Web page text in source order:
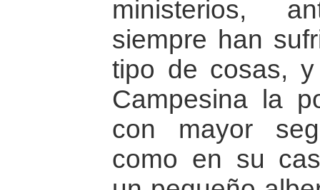
ministerios,
siempre han
tipo de cosas,
Campesina la
con mayor
como en su